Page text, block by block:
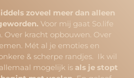
zoveel meer dan alleen
Voor mij gaat So.life
Over kracht opbouwen. Over
Mét al je emoties en
& scherpe randjes. Ik wil
mogelijk is als je stopt